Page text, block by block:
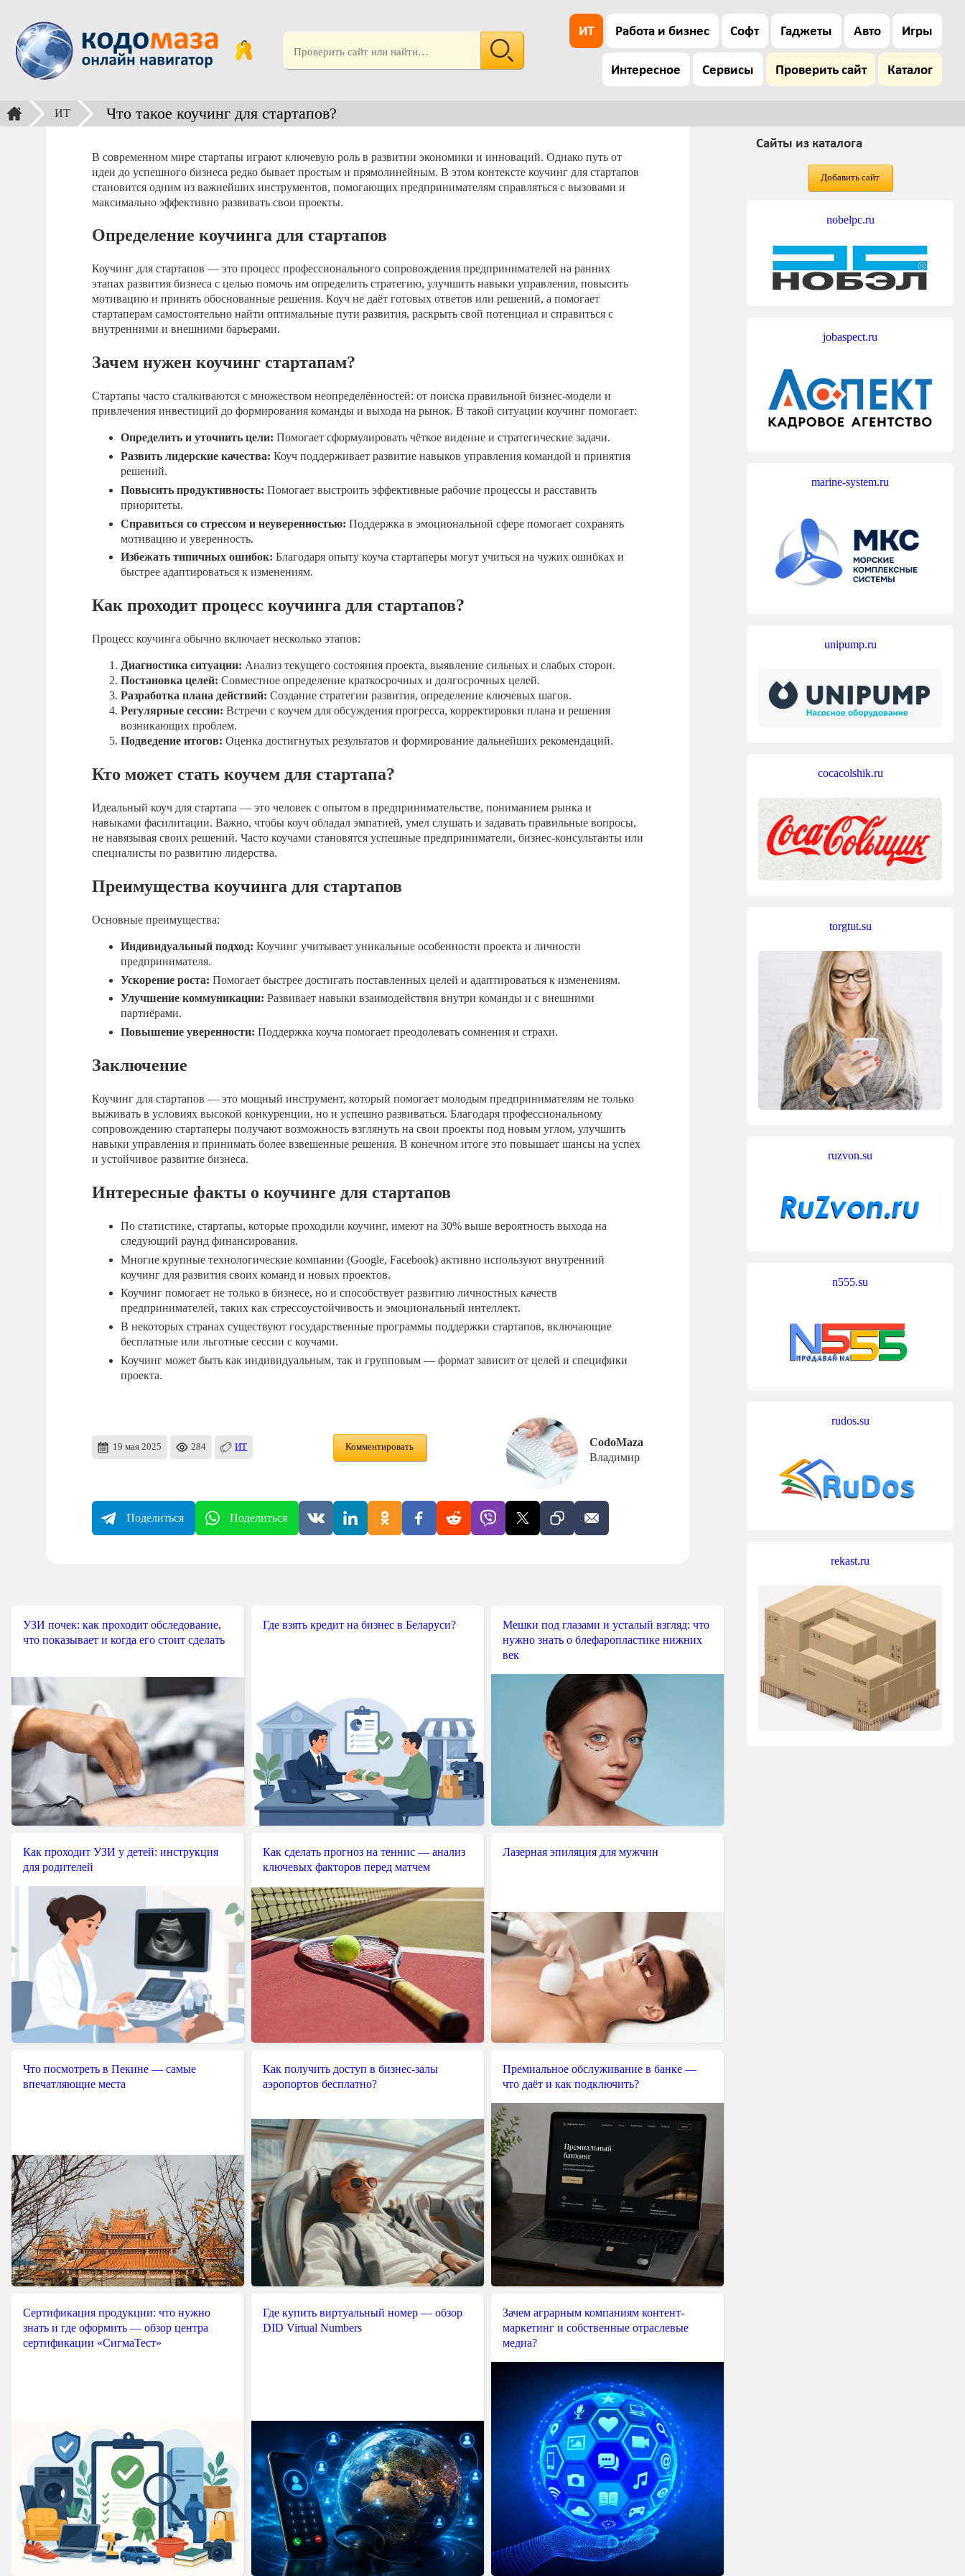
ИТ Работа и бизнес Софт Гаджеты Авто Игры
Интересное Сервисы Проверить сайт Каталог
ИТ Что такое коучинг для стартапов?
В современном мире стартапы играют ключевую роль в развитии экономики и инноваций. Однако путь от
идеи до успешного бизнеса редко бывает простым и прямолинейным. В этом контексте коучинг для стартапов
становится одним из важнейших инструментов, помогающих предпринимателям справляться с вызовами и
максимально эффективно развивать свои проекты.
Определение коучинга для стартапов
Коучинг для стартапов — это процесс профессионального сопровождения предпринимателей на ранних
этапах развития бизнеса с целью помочь им определить стратегию, улучшить навыки управления, повысить
мотивацию и принять обоснованные решения. Коуч не даёт готовых ответов или решений, а помогает
стартаперам самостоятельно найти оптимальные пути развития, раскрыть свой потенциал и справиться с
внутренними и внешними барьерами.
Зачем нужен коучинг стартапам?
Стартапы часто сталкиваются с множеством неопределённостей: от поиска правильной бизнес-модели и
привлечения инвестиций до формирования команды и выхода на рынок. В такой ситуации коучинг помогает:
Определить и уточнить цели: Помогает сформулировать чёткое видение и стратегические задачи.
Развить лидерские качества: Коуч поддерживает развитие навыков управления командой и принятия
решений.
Повысить продуктивность: Помогает выстроить эффективные рабочие процессы и расставить
приоритеты.
Справиться со стрессом и неуверенностью: Поддержка в эмоциональной сфере помогает сохранять
мотивацию и уверенность.
Избежать типичных ошибок: Благодаря опыту коуча стартаперы могут учиться на чужих ошибках и
быстрее адаптироваться к изменениям.
Как проходит процесс коучинга для стартапов?
Процесс коучинга обычно включает несколько этапов:
Диагностика ситуации: Анализ текущего состояния проекта, выявление сильных и слабых сторон.
Постановка целей: Совместное определение краткосрочных и долгосрочных целей.
Разработка плана действий: Создание стратегии развития, определение ключевых шагов.
Регулярные сессии: Встречи с коучем для обсуждения прогресса, корректировки плана и решения
возникающих проблем.
Подведение итогов: Оценка достигнутых результатов и формирование дальнейших рекомендаций.
Кто может стать коучем для стартапа?
Идеальный коуч для стартапа — это человек с опытом в предпринимательстве, пониманием рынка и
навыками фасилитации. Важно, чтобы коуч обладал эмпатией, умел слушать и задавать правильные вопросы,
не навязывая своих решений. Часто коучами становятся успешные предприниматели, бизнес-консультанты или
специалисты по развитию лидерства.
Преимущества коучинга для стартапов
Основные преимущества:
Индивидуальный подход: Коучинг учитывает уникальные особенности проекта и личности
предпринимателя.
Ускорение роста: Помогает быстрее достигать поставленных целей и адаптироваться к изменениям.
Улучшение коммуникации: Развивает навыки взаимодействия внутри команды и с внешними
партнёрами.
Повышение уверенности: Поддержка коуча помогает преодолевать сомнения и страхи.
Заключение
Коучинг для стартапов — это мощный инструмент, который помогает молодым предпринимателям не только
выживать в условиях высокой конкуренции, но и успешно развиваться. Благодаря профессиональному
сопровождению стартаперы получают возможность взглянуть на свои проекты под новым углом, улучшить
навыки управления и принимать более взвешенные решения. В конечном итоге это повышает шансы на успех
и устойчивое развитие бизнеса.
Интересные факты о коучинге для стартапов
По статистике, стартапы, которые проходили коучинг, имеют на 30% выше вероятность выхода на
следующий раунд финансирования.
Многие крупные технологические компании (Google, Facebook) активно используют внутренний
коучинг для развития своих команд и новых проектов.
Коучинг помогает не только в бизнесе, но и способствует развитию личностных качеств
предпринимателей, таких как стрессоустойчивость и эмоциональный интеллект.
В некоторых странах существуют государственные программы поддержки стартапов, включающие
бесплатные или льготные сессии с коучами.
Коучинг может быть как индивидуальным, так и групповым — формат зависит от целей и специфики
проекта.
19 мая 2025 284 ИТ Комментировать
CodoMaza
Владимир
Поделиться Поделиться
УЗИ почек: как проходит обследование,
что показывает и когда его стоит сделать
Где взять кредит на бизнес в Беларуси?
Мешки под глазами и усталый взгляд: что
нужно знать о блефаропластике нижних
век
Как проходит УЗИ у детей: инструкция
для родителей
Как сделать прогноз на теннис — анализ
ключевых факторов перед матчем
Лазерная эпиляция для мужчин
Что посмотреть в Пекине — самые
впечатляющие места
Как получить доступ в бизнес-залы
аэропортов бесплатно?
Премиальное обслуживание в банке —
что даёт и как подключить?
Сертификация продукции: что нужно
знать и где оформить — обзор центра
сертификации «СигмаТест»
Где купить виртуальный номер — обзор
DID Virtual Numbers
Зачем аграрным компаниям контент-
маркетинг и собственные отраслевые
медиа?
Сайты из каталога
Добавить сайт
nobelpc.ru
jobaspect.ru
marine-system.ru
unipump.ru
cocacolshik.ru
torgtut.su
ruzvon.su
n555.su
rudos.su
rekast.ru